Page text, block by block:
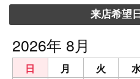
来店希望
2026年 8月
日 月 火